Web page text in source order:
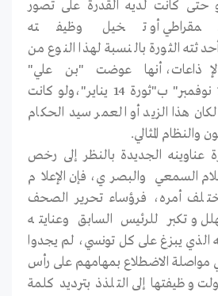
حتى كانت لديه القدرة على تصور
أو تخيل وظيفته
الثورة بالنسبة لهذا النوع من
أنها عوضت "بن علي"
ب"الشعب"و"تحول 7 نوفمبر" ب"ثورة 14 يناير"،ولو كانت
هذا الزيد أو العمر سيد الحكام
والنظام المثالي.
عناوينه الجديدة بالنظر إلى رخص
السمعي والبصري، فإن الإعلام
يختلف أمره، فرؤساء تحرير الصحف
وتكبر للرئيس السابق وعنايته
يبزغ على كل تونسي، لم يجدوا
الاضطلاع بمهامهم على رأس
وظيفتها إلى التلذذ بترديد كلمة